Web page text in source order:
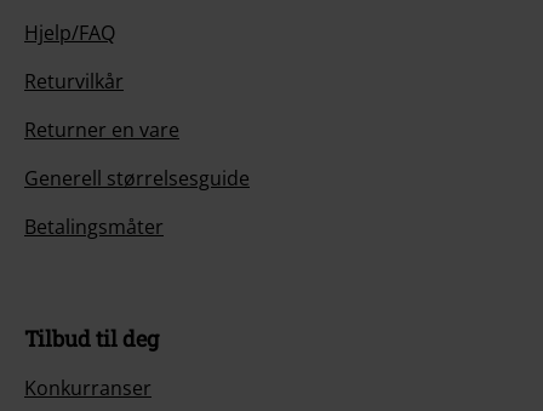
Hjelp/FAQ
Returvilkår
Returner en vare
Generell størrelsesguide
Betalingsmåter
Tilbud til deg
Konkurranser